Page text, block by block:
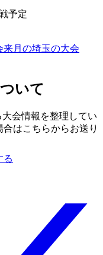
予定
来月の埼玉の大会
いて
会情報を整理してい
はこちらからお送り
る